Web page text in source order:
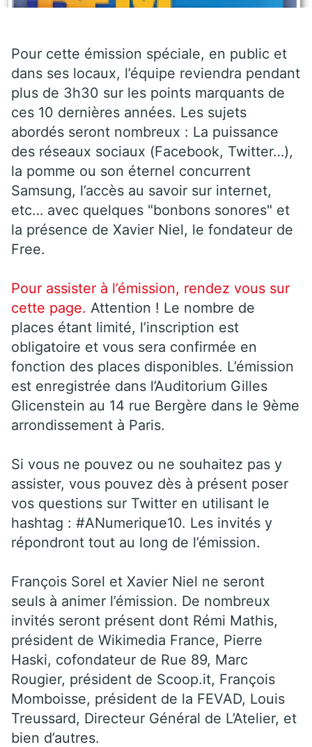
Pour cette émission spéciale, en public et
dans ses locaux, l’équipe reviendra pendant
plus de 3h30 sur les points marquants de
ces 10 dernières années. Les sujets
abordés seront nombreux : La puissance
des réseaux sociaux (Facebook, Twitter…),
la pomme ou son éternel concurrent
Samsung, l’accès au savoir sur internet,
etc… avec quelques "bonbons sonores" et
la présence de Xavier Niel, le fondateur de
Free.
Pour assister à l’émission, rendez vous sur
cette page. Attention ! Le nombre de
places étant limité, l’inscription est
obligatoire et vous sera confirmée en
fonction des places disponibles. L’émission
est enregistrée dans l’Auditorium Gilles
Glicenstein au 14 rue Bergère dans le 9ème
arrondissement à Paris.
Si vous ne pouvez ou ne souhaitez pas y
assister, vous pouvez dès à présent poser
vos questions sur Twitter en utilisant le
hashtag : #ANumerique10. Les invités y
répondront tout au long de l’émission.
François Sorel et Xavier Niel ne seront
seuls à animer l’émission. De nombreux
invités seront présent dont Rémi Mathis,
président de Wikimedia France, Pierre
Haski, cofondateur de Rue 89, Marc
Rougier, président de Scoop.it, François
Momboisse, président de la FEVAD, Louis
Treussard, Directeur Général de L’Atelier, et
bien d’autres.